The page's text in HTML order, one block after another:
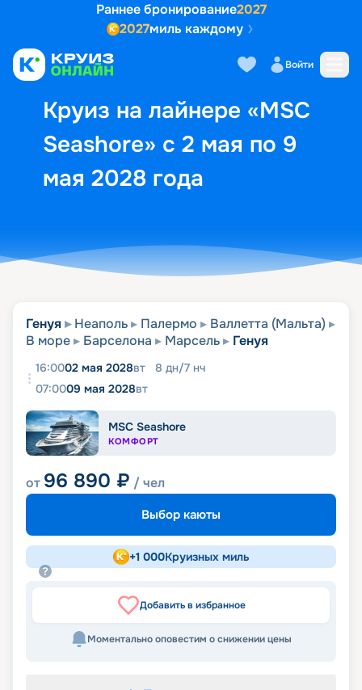
Раннее бронирование2027
2027миль каждому
Войти
Круиз на лайнере «MSC
Seashore» с 2 мая по 9
мая 2028 года
Выбор кают Маршрут и
Генуя Неаполь Палермо
Валлетта (Мальта)
В море
Барселона Марсель Генуя
16:0002 мая 2028вт 8 дн/7 нч
07:0009 мая 2028вт
MSC Seashore
КОМФОРТ
от 96 890 ₽ / чел
Выбор каюты
+1 000Круизных миль
Добавить в избранное
Моментально оповестим о снижении цены